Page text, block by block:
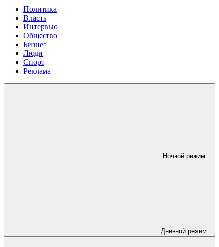
Политика
Власть
Интервью
Общество
Бизнес
Люди
Спорт
Реклама
Ночной режим
Дневной режим